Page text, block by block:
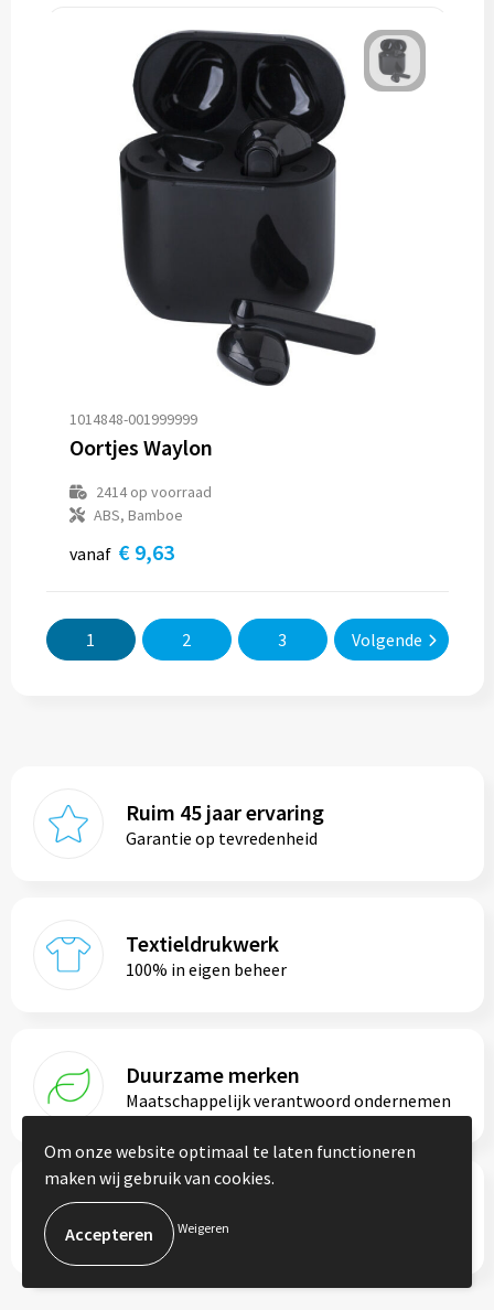
1014848-001999999
Oortjes Waylon
2414op voorraad
ABS, Bamboe
vanaf € 9,63
1 2 3 Volgende
Ruim 45 jaar ervaring
Garantie op tevredenheid
Textieldrukwerk
100% in eigen beheer
Duurzame merken
Maatschappelijk verantwoord ondernemen
Persoonlijk advies
Altijd je vaste contactpersoon
Om onze website optimaal te laten functioneren
maken wij gebruik van cookies.
Weigeren